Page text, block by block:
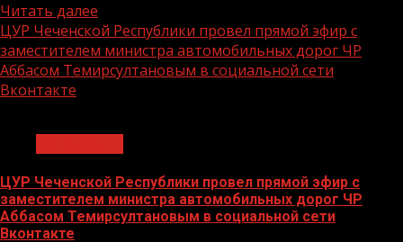
Читать далее
ЦУР Чеченской Республики провел прямой эфир c
заместителем министра автомобильных дорог ЧР
Аббасом Темирсултановым в социальной сети
Вконтакте
ЦУР Чеченской Республики провел прямой эфир c
заместителем министра автомобильных дорог ЧР
Аббасом Темирсултановым в социальной сети
Вконтакте